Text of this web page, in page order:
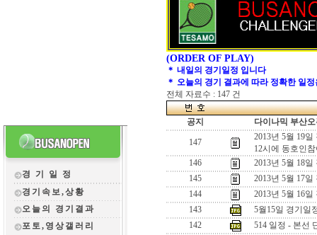
경 기 일 정
경기속보,상황
오늘의 경기결과
포토,영상갤러리
(ORDER OF PLAY)
＊ 내일의 경기일정 입니다
＊ 오늘의 경기 결과에 따라 정확한 일
전체 자료수 : 147 건
공지 다이나믹 부산
147
2013년 5월 19
12시에 동호인
146
2013년 5월 18
145
2013년 5월 17
144
2013년 5월 16
143
5월15일 경기일
142
514 일정 - 본선